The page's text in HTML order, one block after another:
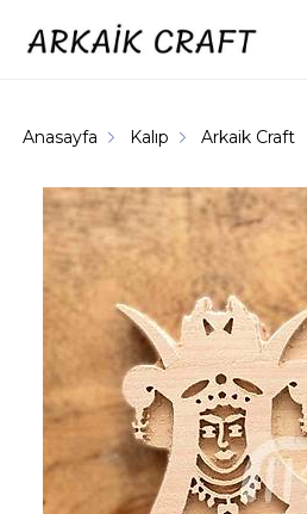
Anasayfa Kalıp Arkaik Craft